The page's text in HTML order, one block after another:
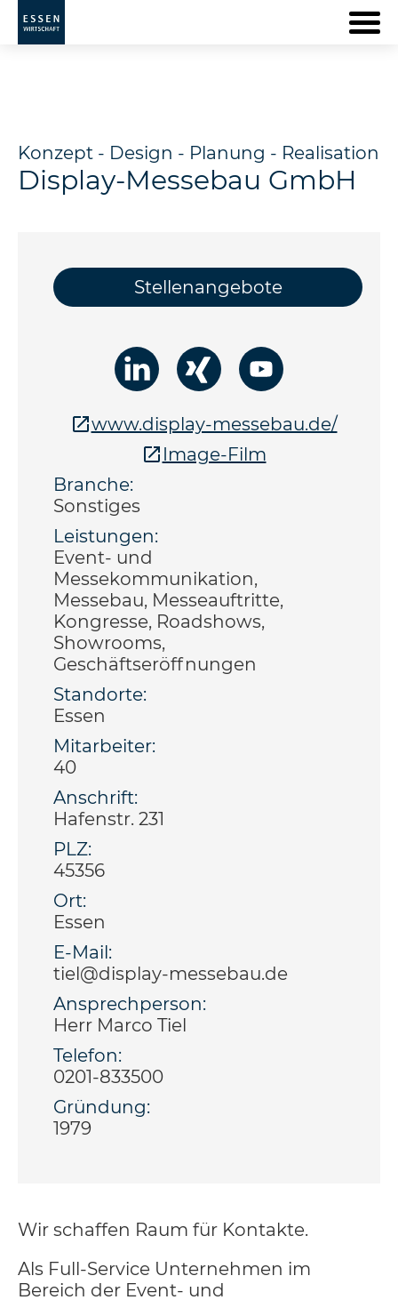
Konzept - Design - Planung - Realisation
Display-Messebau GmbH
Wir schaffen Raum für Kontakte.
Als Full-Service Unternehmen im
Bereich der Event- und
Stellenangebote
www.display-messebau.de/
Image-Film
Branche:
Sonstiges
Leistungen:
Event- und
Messekommunikation,
Messebau, Messeauftritte,
Kongresse, Roadshows,
Showrooms,
Geschäftseröffnungen
Standorte:
Essen
Mitarbeiter:
40
Anschrift:
Hafenstr. 231
PLZ:
45356
Ort:
Essen
E-Mail:
tiel@display-messebau.de
Ansprechperson:
Herr Marco Tiel
Telefon:
0201-833500
Gründung:
1979